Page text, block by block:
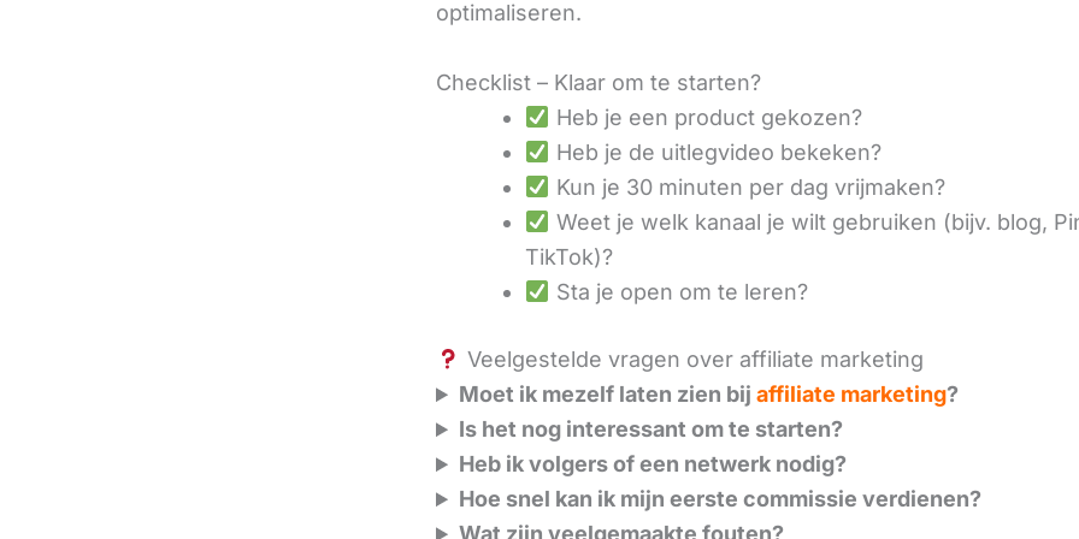
optimaliseren.
Checklist – Klaar om te starten?
Heb je een product gekozen?
Heb je de uitlegvideo bekeken?
Kun je 30 minuten per dag vrijmaken?
Weet je welk kanaal je wilt gebruiken (bijv. blog,
TikTok)?
Sta je open om te leren?
Veelgestelde vragen over affiliate marketing
Moet ik mezelf laten zien bijaffiliate marketing?
Is het nog interessant om te starten?
Heb ik volgers of een netwerk nodig?
Hoe snel kan ik mijn eerste commissie verdienen?
Wat zijn veelgemaakte fouten?